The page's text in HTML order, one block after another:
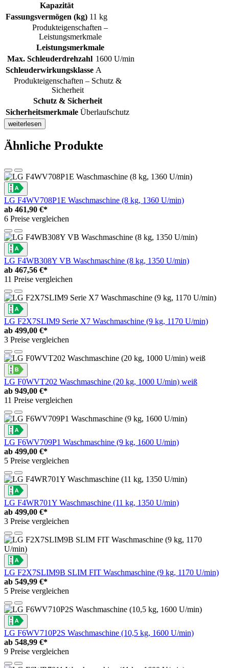
Kapazität
Fassungsvermögen (kg) 11 kg
Produkteigenschaften –
Leistungsmerkmale
Leistungsmerkmale
Max. Schleuderdrehzahl 1600 U/min
Schleuderwirkungsklasse A
Produkteigenschaften – Schutz &
Sicherheit
Schutz & Sicherheit
Sicherheitsmerkmale Überlaufschutz
weiterlesen
Ähnliche Produkte
LG F4WV708P1E Waschmaschine (8 kg, 1360 U/min)
ab 461,90 €*
6 Preise vergleichen
LG F4WB308Y VB Waschmaschine (8 kg, 1350 U/min)
ab 467,56 €*
11 Preise vergleichen
LG F2X7SLIM9 Serie X7 Waschmaschine (9 kg, 1170 U/min)
ab 499,00 €*
3 Preise vergleichen
LG F0WVT202 Waschmaschine (20 kg, 1000 U/min) weiß
ab 949,00 €*
11 Preise vergleichen
LG F6WV709P1 Waschmaschine (9 kg, 1600 U/min)
ab 499,00 €*
5 Preise vergleichen
LG F4WR701Y Waschmaschine (11 kg, 1350 U/min)
ab 499,00 €*
3 Preise vergleichen
LG F2X7SLIM9B SLIM FIT Waschmaschine (9 kg, 1170 U/min)
ab 549,99 €*
5 Preise vergleichen
LG F6WV710P2S Waschmaschine (10,5 kg, 1600 U/min)
ab 548,99 €*
9 Preise vergleichen